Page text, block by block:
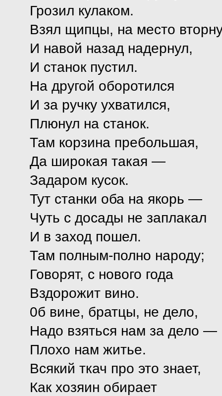
Грозил кулаком.
Взял щипцы, на место
И навой назад надернул,
И станок пустил.
На другой оборотился
И за ручку ухватился,
Плюнул на станок.
Там корзина пребольшая,
Да широкая такая —
Задаром кусок.
Тут станки оба на якорь —
Чуть с досады не заплакал
И в заход пошел.
Там полным-полно народу;
Говорят, с нового года
Вздорожит вино.
0б вине, братцы, не дело,
Надо взяться нам за дело —
Плохо нам житье.
Всякий ткач про это знает,
Как хозяин обирает